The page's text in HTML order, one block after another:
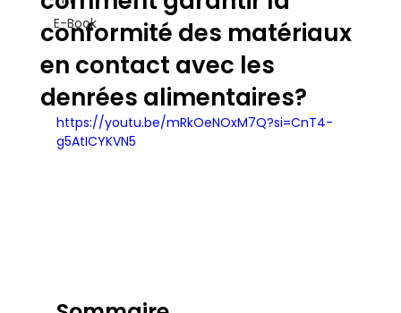
E-Book
conformité des matériaux
en contact avec les
denrées alimentaires?
https://youtu.be/mRkOeNOxM7Q?si=CnT4-
g5AtICYKVN5